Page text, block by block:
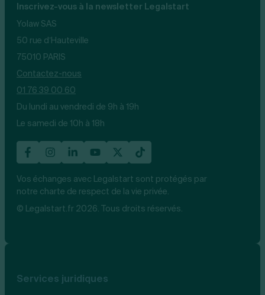
Inscrivez-vous à la newsletter Legalstart
Yolaw SAS
50 rue d’Hauteville
75010 PARIS
Contactez-nous
01 76 39 00 60
Du lundi au vendredi de 9h à 19h
Le samedi de 10h à 18h
Vos échanges avec Legalstart sont protégés par
notre charte de respect de la vie privée.
© Legalstart.fr 2026. Tous droits réservés.
Services juridiques